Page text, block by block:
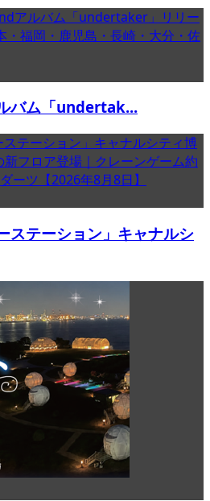
バム「undertak...
ステーション」キャナルシ